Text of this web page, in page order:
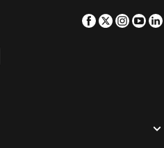
Club Aqua Plaza
Facebook
Twitter